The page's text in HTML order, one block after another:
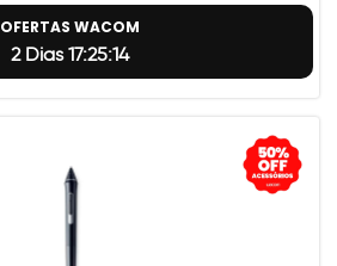
OFERTAS WACOM
2 Dias 17:25:13